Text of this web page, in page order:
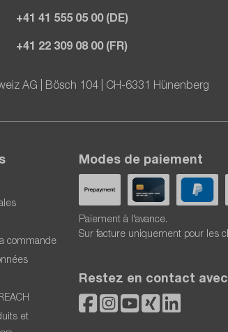
+41 41 555 05 00 (DE)
+41 22 309 08 00 (FR)
AG | Bösch 104 | CH-6331 Hünenberg
commande
et
Modes de paiement
Paiement à l'avance.
Sur facture uniquement pour les
Restez en contact